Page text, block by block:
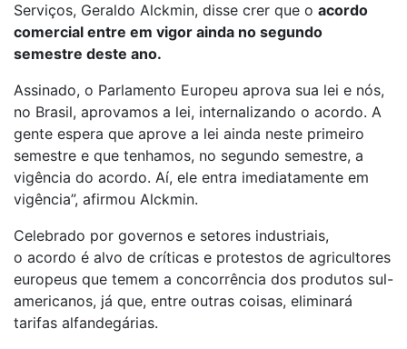
Serviços, Geraldo Alckmin, disse crer que o acordo
comercial entre em vigor ainda no segundo
semestre deste ano.
Assinado, o Parlamento Europeu aprova sua lei e nós,
no Brasil, aprovamos a lei, internalizando o acordo. A
gente espera que aprove a lei ainda neste primeiro
semestre e que tenhamos, no segundo semestre, a
vigência do acordo. Aí, ele entra imediatamente em
vigência”, afirmou Alckmin.
Celebrado por governos e setores industriais,
o acordo é alvo de críticas e protestos de agricultores
europeus que temem a concorrência dos produtos sul-
americanos, já que, entre outras coisas, eliminará
tarifas alfandegárias.